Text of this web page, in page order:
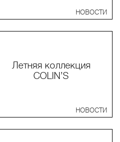
НОВОСТИ
Летняя коллекция
COLIN’S
НОВОСТИ